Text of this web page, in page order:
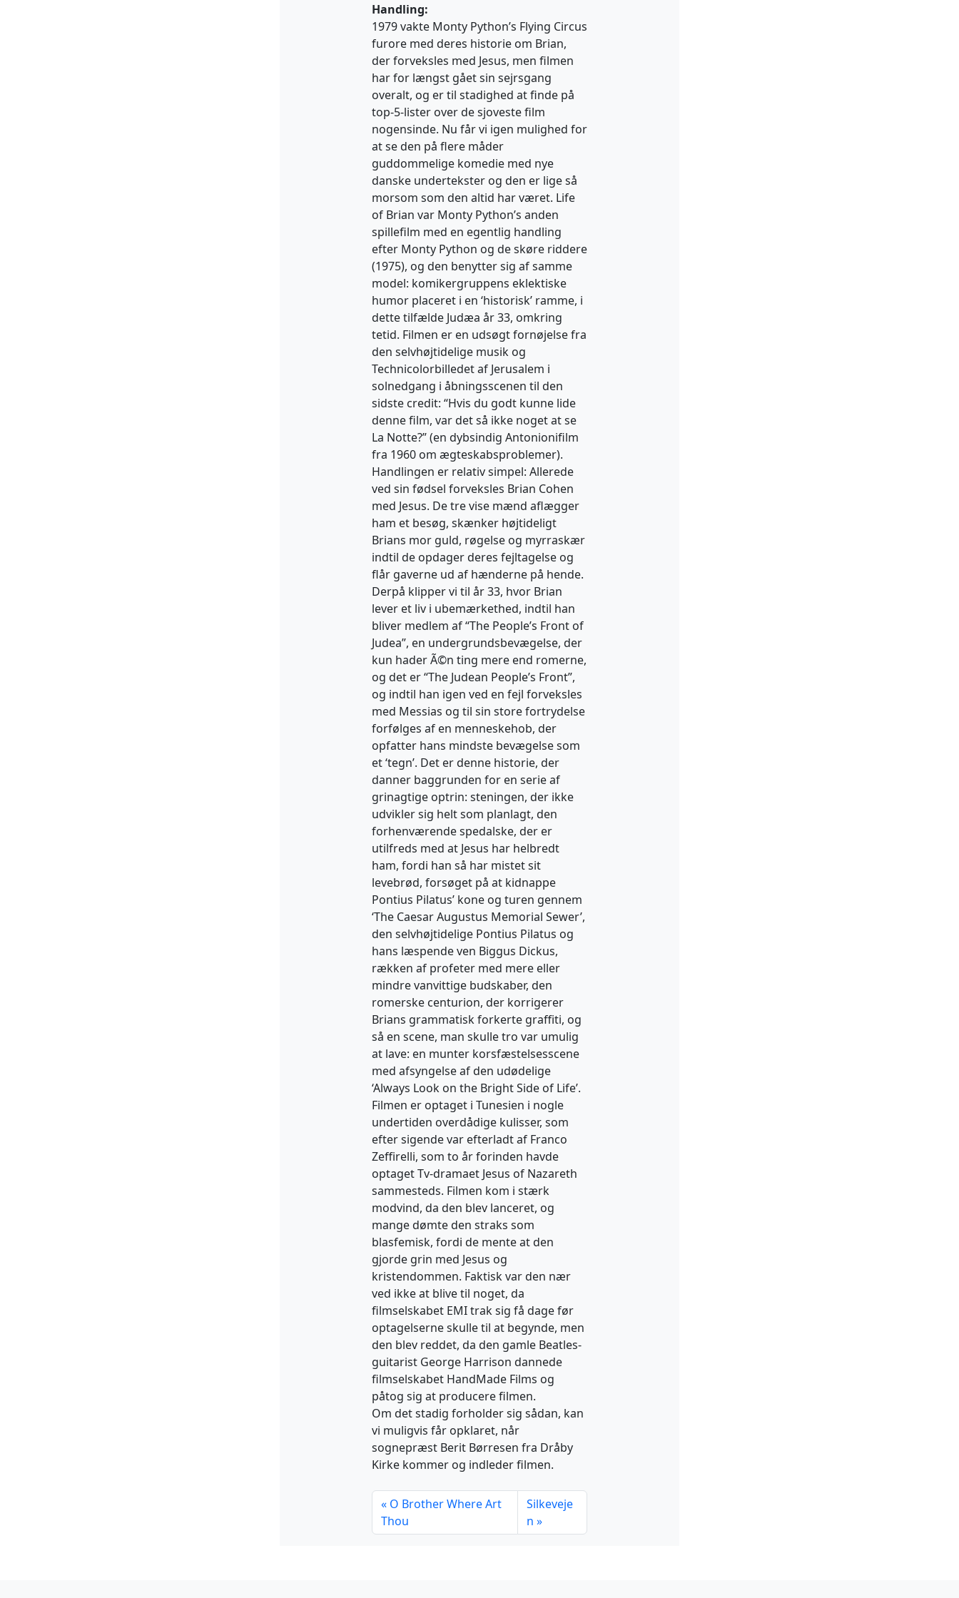
Handling:
1979 vakte Monty Python’s Flying Circus
furore med deres historie om Brian,
der forveksles med Jesus, men filmen
har for længst gået sin sejrsgang
overalt, og er til stadighed at finde på
top-5-lister over de sjoveste film
nogensinde. Nu får vi igen mulighed for
at se den på flere måder
guddommelige komedie med nye
danske undertekster og den er lige så
morsom som den altid har været. Life
of Brian var Monty Python’s anden
spillefilm med en egentlig handling
efter Monty Python og de skøre riddere
(1975), og den benytter sig af samme
model: komikergruppens eklektiske
humor placeret i en ‘historisk’ ramme, i
dette tilfælde Judæa år 33, omkring
tetid. Filmen er en udsøgt fornøjelse fra
den selvhøjtidelige musik og
Technicolorbilledet af Jerusalem i
solnedgang i åbningsscenen til den
sidste credit: “Hvis du godt kunne lide
denne film, var det så ikke noget at se
La Notte?” (en dybsindig Antonionifilm
fra 1960 om ægteskabsproblemer).
Handlingen er relativ simpel: Allerede
ved sin fødsel forveksles Brian Cohen
med Jesus. De tre vise mænd aflægger
ham et besøg, skænker højtideligt
Brians mor guld, røgelse og myrraskær
indtil de opdager deres fejltagelse og
flår gaverne ud af hænderne på hende.
Derpå klipper vi til år 33, hvor Brian
lever et liv i ubemærkethed, indtil han
bliver medlem af “The People’s Front of
Judea”, en undergrundsbevægelse, der
kun hader Ã©n ting mere end romerne,
og det er “The Judean People’s Front”,
og indtil han igen ved en fejl forveksles
med Messias og til sin store fortrydelse
forfølges af en menneskehob, der
opfatter hans mindste bevægelse som
et ‘tegn’. Det er denne historie, der
danner baggrunden for en serie af
grinagtige optrin: steningen, der ikke
udvikler sig helt som planlagt, den
forhenværende spedalske, der er
utilfreds med at Jesus har helbredt
ham, fordi han så har mistet sit
levebrød, forsøget på at kidnappe
Pontius Pilatus’ kone og turen gennem
‘The Caesar Augustus Memorial Sewer’,
den selvhøjtidelige Pontius Pilatus og
hans læspende ven Biggus Dickus,
rækken af profeter med mere eller
mindre vanvittige budskaber, den
romerske centurion, der korrigerer
Brians grammatisk forkerte graffiti, og
så en scene, man skulle tro var umulig
at lave: en munter korsfæstelsesscene
med afsyngelse af den udødelige
‘Always Look on the Bright Side of Life’.
Filmen er optaget i Tunesien i nogle
undertiden overdådige kulisser, som
efter sigende var efterladt af Franco
Zeffirelli, som to år forinden havde
optaget Tv-dramaet Jesus of Nazareth
sammesteds. Filmen kom i stærk
modvind, da den blev lanceret, og
mange dømte den straks som
blasfemisk, fordi de mente at den
gjorde grin med Jesus og
kristendommen. Faktisk var den nær
ved ikke at blive til noget, da
filmselskabet EMI trak sig få dage før
optagelserne skulle til at begynde, men
den blev reddet, da den gamle Beatles-
guitarist George Harrison dannede
filmselskabet HandMade Films og
påtog sig at producere filmen.
Om det stadig forholder sig sådan, kan
vi muligvis får opklaret, når
sognepræst Berit Børresen fra Dråby
Kirke kommer og indleder filmen.
O Brother Where Art
Thou
Silkeveje
n